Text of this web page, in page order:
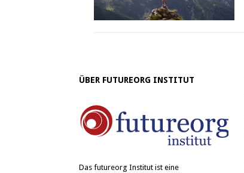
ÜBER FUTUREORG INSTITUT
Das futureorg Institut ist eine